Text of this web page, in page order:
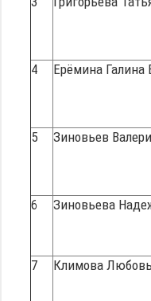
4 Ерёмина Галина
5 Зиновьев
6 Зиновьева
7 Климова